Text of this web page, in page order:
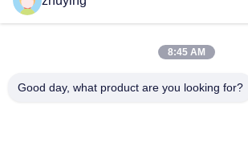
DISTRICTSchangzhou STAD JIANGSU
Privacybeleid|Sitemap
China Goed Kwaliteit Grote Koelere
8:45 AM
Good day, what product are you looking for?